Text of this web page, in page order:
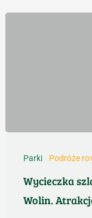
szlakami
wyspie
Parki Podróże
Wycieczka
Wolin.